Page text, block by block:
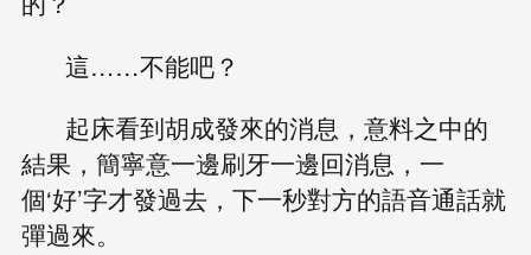
這……不能吧？
起床看到胡成發來的消息，意料之中的
結果，簡寧意一邊刷牙一邊回消息，一
個‘好’字才發過去，下一秒對方的語音通話就
彈過來。